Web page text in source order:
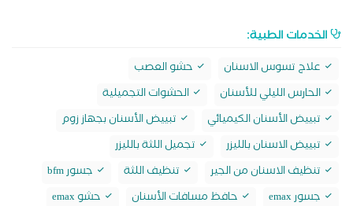
الخدمات الطبية:
علاج تسوس الاسنان
حشو العصب
الحارس الليلي للأسنان
الحشوات التجميلية
تبييض الأسنان الكيميائي
تبييض الأسنان بجهاز زوم
تبييض الاسنان بالليزر
تجميل اللثة بالليزر
تنظيف الاسنان من الجير
تنظيف اللثة
جسور bfm
جسور emax
حافظ مسافات الأسنان
حشو emax